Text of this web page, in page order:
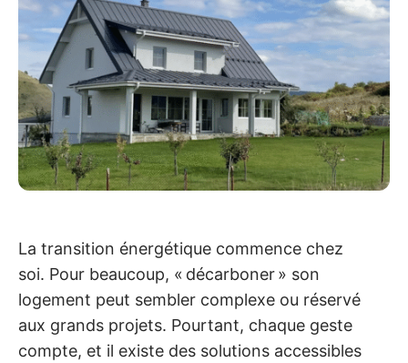
La transition énergétique commence chez
soi. Pour beaucoup, « décarboner » son
logement peut sembler complexe ou réservé
aux grands projets. Pourtant, chaque geste
compte, et il existe des solutions accessibles